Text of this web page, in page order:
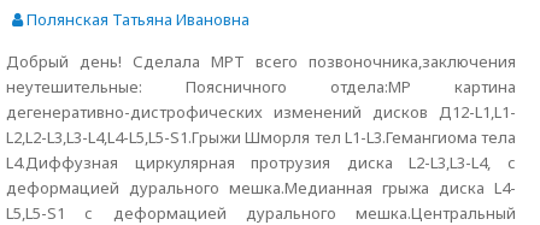
Полянская Татьяна Ивановна
Добрый день! Сделала МРТ всего позвоночника,заключения
неутешительные: Поясничного отдела:МР картина
дегенеративно-дистрофических изменений дисков Д12-L1,L1-
L2,L2-L3,L3-L4,L4-L5,L5-S1.Грыжи Шморля тел L1-L3.Гемангиома тела
L4.Диффузная циркулярная протрузия диска L2-L3,L3-L4, с
деформацией дурального мешка.Медианная грыжа диска L4-
L5,L5-S1 с деформацией дурального мешка.Центральный